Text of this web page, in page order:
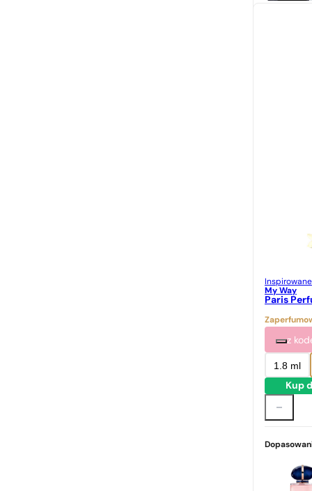
Inspirowane
My Way
Paris
z
1.8 ml
Kup